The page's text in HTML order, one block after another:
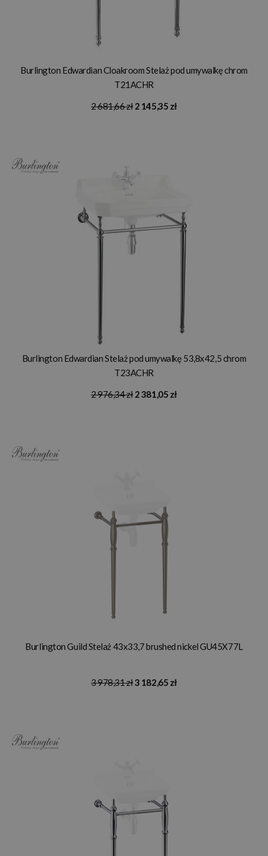
Burlington Edwardian Cloakroom Stelaż pod umywalkę chrom
T21ACHR
2 681,66 zł 2 145,35 zł
Burlington Edwardian Stelaż pod umywalkę 53,8x42,5 chrom
T23ACHR
2 976,34 zł 2 381,05 zł
Burlington Guild Stelaż 43x33,7 brushed nickel GU45X77L
3 978,31 zł3 182,65 zł